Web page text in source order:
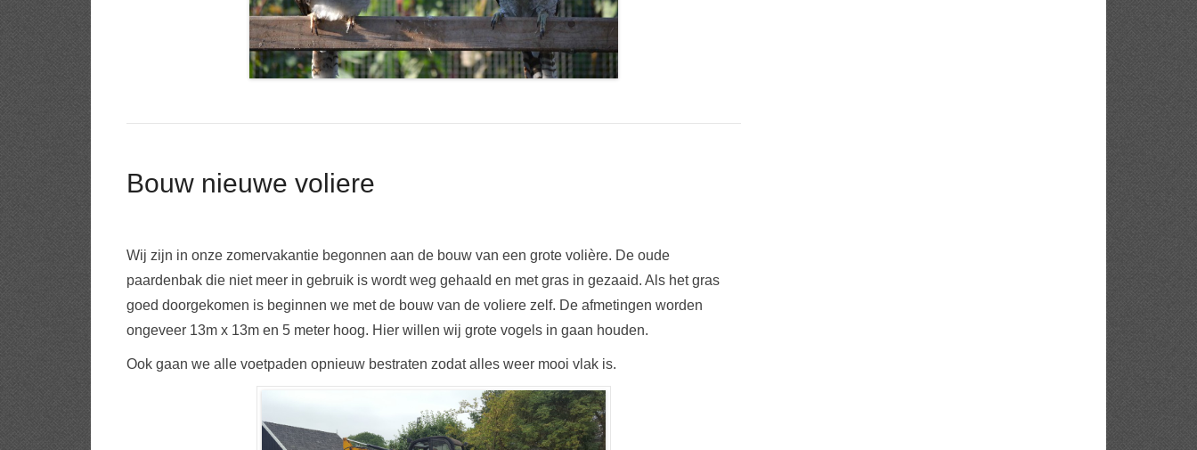
Bouw nieuwe voliere
Wij zijn in onze zomervakantie begonnen aan de bouw van een grote volière. De oude
paardenbak die niet meer in gebruik is wordt weg gehaald en met gras in gezaaid. Als het gras
goed doorgekomen is beginnen we met de bouw van de voliere zelf. De afmetingen worden
ongeveer 13m x 13m en 5 meter hoog. Hier willen wij grote vogels in gaan houden.
Ook gaan we alle voetpaden opnieuw bestraten zodat alles weer mooi vlak is.